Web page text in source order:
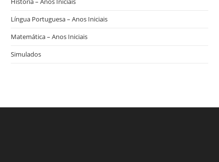
Língua Portuguesa – Anos Iniciais
Matemática – Anos Iniciais
Simulados